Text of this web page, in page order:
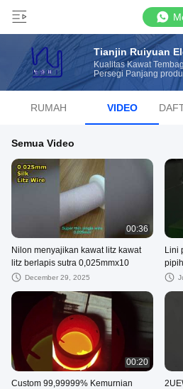
Tianjin Ruiyuan
Kualitas Kawat
Persegi Panjang
RUMAH VIDEO
Semua Video
00:36
Nilon menyajikan kawat litz kawat
litz berlapis sutra 0,025mmx10
December 29, 2025
Lini
00:20
Custom 99,99999% Kemurnian